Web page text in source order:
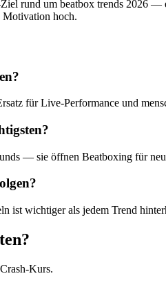
rund um beatbox trends 2026
Motivation hoch.
für Live-Performance und
— sie öffnen Beatboxing für
ist wichtiger als jedem Trend
Kurs.